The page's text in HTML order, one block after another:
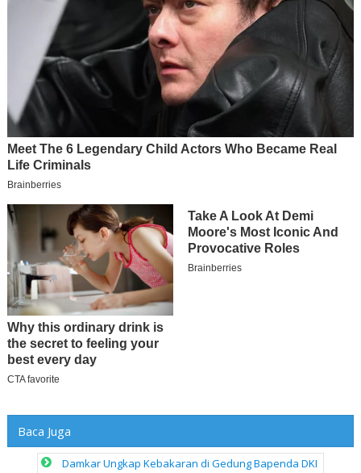
Baca Juga
Damkar Ungkap Kebakaran di Gedung Bapenda DKI